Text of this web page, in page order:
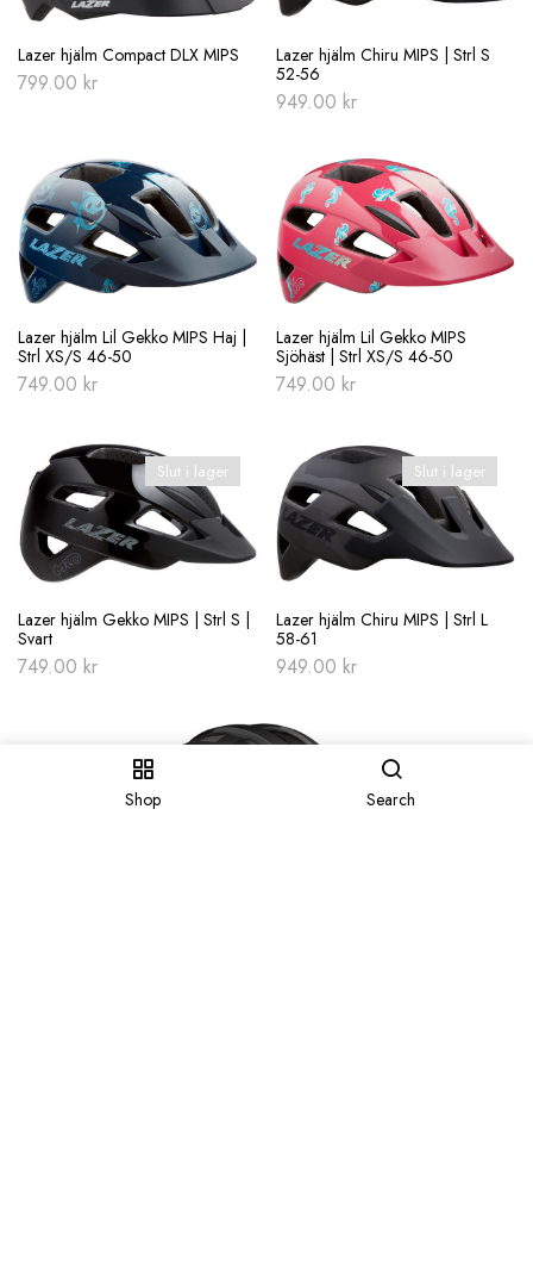
Shop Search
Lazer hjälm Compact DLX MIPS
799.00 kr
Lazer hjälm Chiru MIPS | Strl S
52-56
949.00 kr
Lazer hjälm Lil Gekko MIPS Haj |
Strl XS/S 46-50
749.00 kr
Lazer hjälm Lil Gekko MIPS
Sjöhäst | Strl XS/S 46-50
749.00 kr
Slut i lager
Lazer hjälm Gekko MIPS | Strl S |
Svart
749.00 kr
Slut i lager
Lazer hjälm Chiru MIPS | Strl L
58-61
949.00 kr